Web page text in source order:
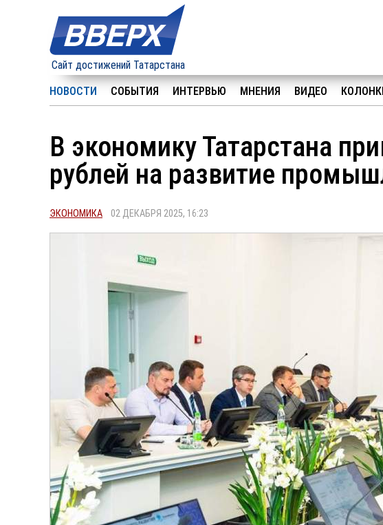
Сайт достижений Татарстана
НОВОСТИ СОБЫТИЯ ИНТЕРВЬЮ МНЕНИЯ ВИДЕО
В экономику Татарстана
рублей на развитие
ЭКОНОМИКА 02 ДЕКАБРЯ 2025, 16:23